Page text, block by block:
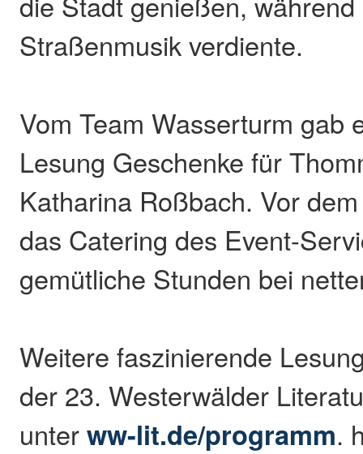
Straßenmusik verdiente.
Vom Team Wasserturm gab
Lesung Geschenke für
Katharina Roßbach. Vor
das Catering des Event-
gemütliche Stunden bei
Weitere faszinierende
der 23. Westerwälder
unterww-lit.de/programm.